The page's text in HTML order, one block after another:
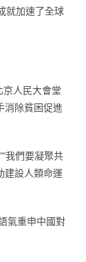
就加速了全球
人民大會堂
消除貧困促進
我們要凝聚共
建設人類命運
氣重申中國對